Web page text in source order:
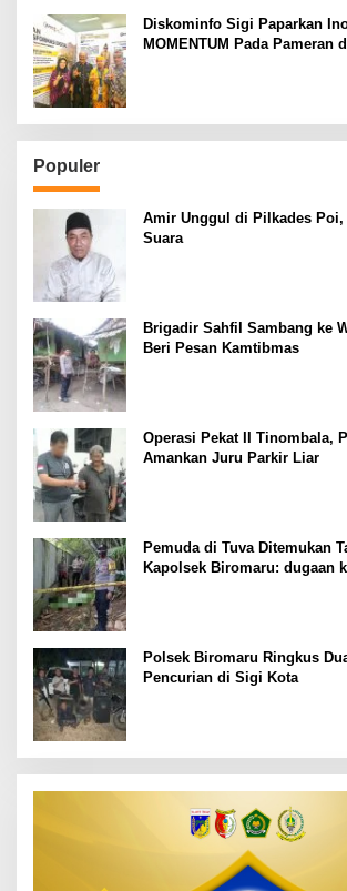
Diskominfo Sigi Paparkan
MOMENTUM Pada Pameran
Populer
Amir Unggul di Pilkades Poi,
Suara
Brigadir Sahfil Sambang ke
Beri Pesan Kamtibmas
Operasi Pekat II Tinombala,
Amankan Juru Parkir Liar
Pemuda di Tuva Ditemukan
Kapolsek Biromaru: dugaan
Polsek Biromaru Ringkus
Pencurian di Sigi Kota